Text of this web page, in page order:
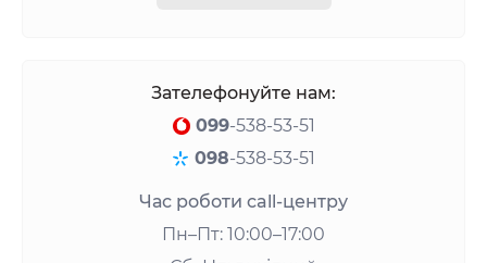
Зателефонуйте нам:
099-538-53-51
098-538-53-51
Час роботи call-центру
Пн–Пт: 10:00–17:00